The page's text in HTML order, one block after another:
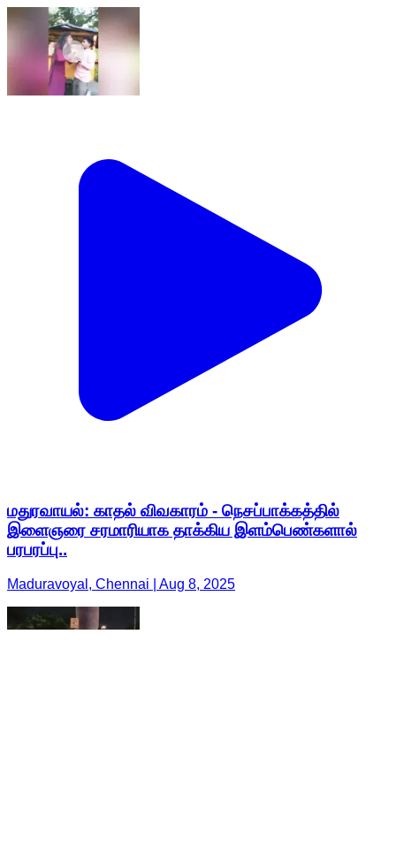
மதுரவாயல்: காதல் விவகாரம் - நெசப்பாக்கத்தில்
இளைஞரை சரமாரியாக தாக்கிய இளம்பெண்களால்
பரபரப்பு..
Maduravoyal, Chennai | Aug 8, 2025